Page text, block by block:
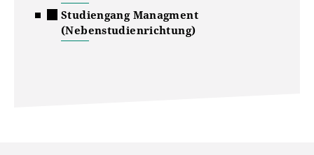
Studiengang Managment
(Nebenstudienrichtung)